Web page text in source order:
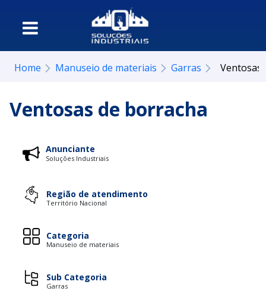
Home Manuseio de materiais Garras Ventosas
Ventosas de borracha
Anunciante
Soluções Industriais
Região de atendimento
Território Nacional
Categoria
Manuseio de materiais
Sub Categoria
Garras